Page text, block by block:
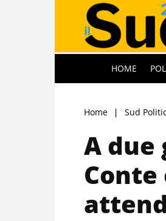
HOME
Home Sud
A due